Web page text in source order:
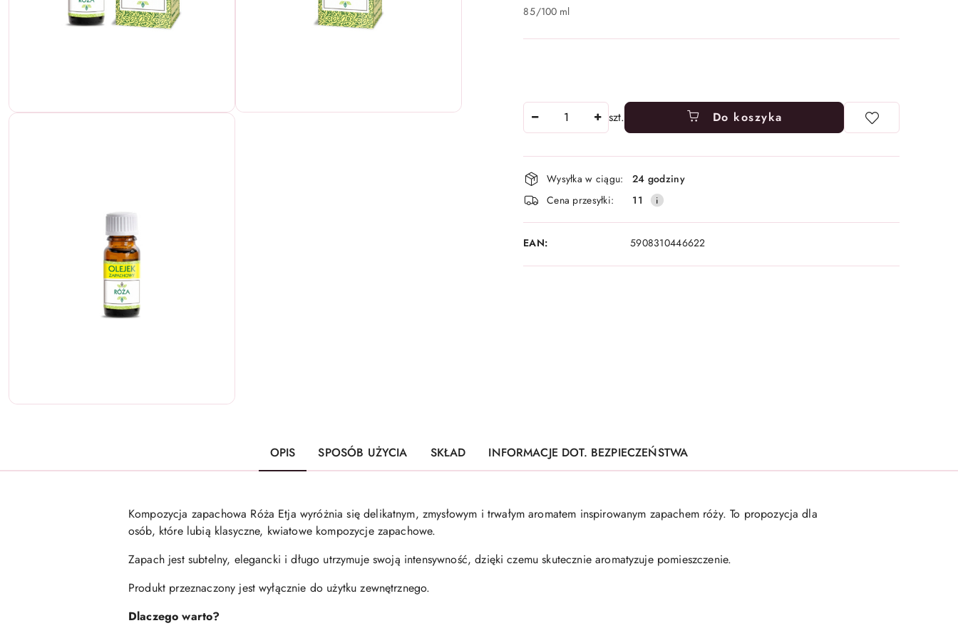
85/100 ml
szt. Do koszyka
Dostępność
i
dostawa
Wysyłka w ciągu:
24 godziny
Cena przesyłki:
11
EAN: 5908310446622
OPIS SPOSÓB UŻYCIA SKŁAD INFORMACJE DOT. BEZPIECZEŃSTWA
Kompozycja zapachowa Róża Etja wyróżnia się delikatnym, zmysłowym i trwałym aromatem inspirowanym zapachem róży. To propozycja dla
osób, które lubią klasyczne, kwiatowe kompozycje zapachowe.
Zapach jest subtelny, elegancki i długo utrzymuje swoją intensywność, dzięki czemu skutecznie aromatyzuje pomieszczenie.
Produkt przeznaczony jest wyłącznie do użytku zewnętrznego.
Dlaczego warto?